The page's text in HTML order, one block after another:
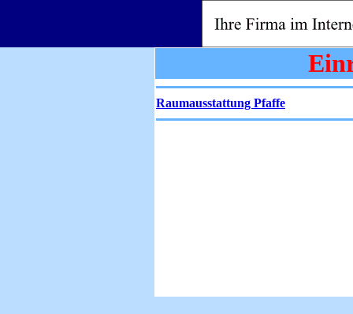
Raumausstattung Pfaffe